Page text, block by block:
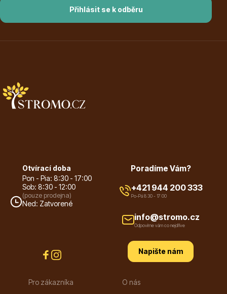
Cibuloviny
Přihlásit se k odběru
Otvírací doba
Pon - Pia: 8:30 - 17:00
Sob: 8:30 - 12:00
(pouze prodejna)
Ned: Zatvorené
Pro zákazníka O nás
Poradíme Vám?
+421 944 200 333
Po-Pá 8:30 - 17:00
info@stromo.cz
Odpovíme vám co nejdříve
Napište nám